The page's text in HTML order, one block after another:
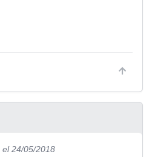
el 24/05/2018